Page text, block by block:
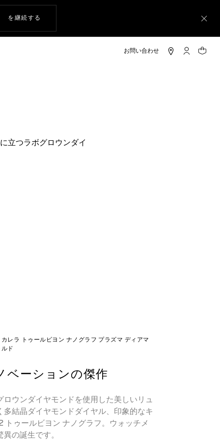
ウェブサイト上のナビゲーション
を継続する
マイ タグ・
ショ
立つラボグロウンダイ
レラ トゥールビヨン ナノグラフ プラズマ ディアマ
ド
ベーションの傑作
ロウンダイヤモンドを使用した美しいリュ
多結晶ダイヤモンドダイヤル、印象的なキ
トゥールビヨン ナノグラフ。ウォッチメ
の誕生です。